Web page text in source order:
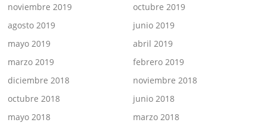
noviembre 2019
octubre 2019
agosto 2019
junio 2019
mayo 2019
abril 2019
marzo 2019
febrero 2019
diciembre 2018
noviembre 2018
octubre 2018
junio 2018
mayo 2018
marzo 2018